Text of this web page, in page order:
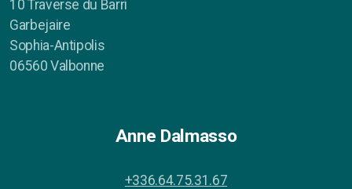
10 Traverse du Barri
Garbejaire
Sophia-Antipolis
06560 Valbonne
Anne Dalmasso
+336.64.75.31.67